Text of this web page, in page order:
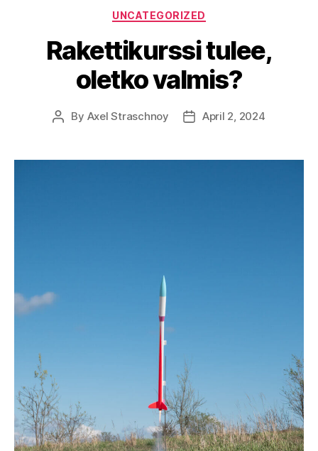
Categories
UNCATEGORIZED
Rakettikurssi tulee,
oletko valmis?
Post
By Axel Straschnoy
PostApril 2, 2024